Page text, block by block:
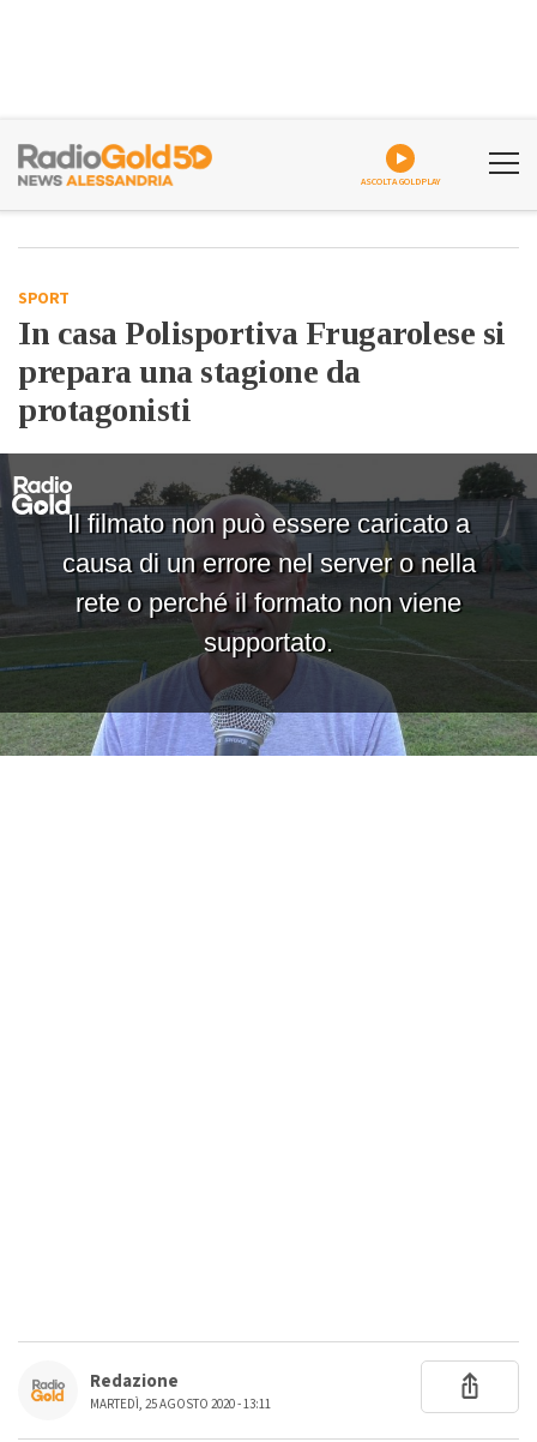
ASCOLTA GOLDPLAY
SPORT
In casa Polisportiva Frugarolese si
prepara una stagione da
protagonisti
Redazione
MARTEDÌ, 25 AGOSTO 2020 - 13:11